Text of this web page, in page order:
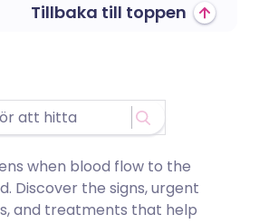
Tillbaka till toppen
when blood flow to the
Discover the signs, urgent
and treatments that help